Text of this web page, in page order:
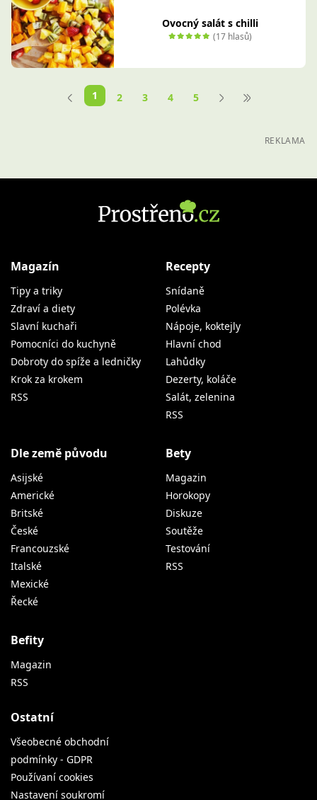
Ovocný salát s chilli
(17 hlasů)
1 2 3 4 5
REKLAMA
Magazín
Tipy a triky
Zdraví a diety
Slavní kuchaři
Pomocníci do kuchyně
Dobroty do spíže a ledničky
Krok za krokem
RSS
Recepty
Snídaně
Polévka
Nápoje, koktejly
Hlavní chod
Lahůdky
Dezerty, koláče
Salát, zelenina
RSS
Dle země původu
Asijské
Americké
Britské
České
Francouzské
Italské
Mexické
Řecké
Bety
Magazin
Horokopy
Diskuze
Soutěže
Testování
RSS
Befity
Magazin
RSS
Ostatní
Všeobecné obchodní
podmínky - GDPR
Používaní cookies
Nastavení soukromí